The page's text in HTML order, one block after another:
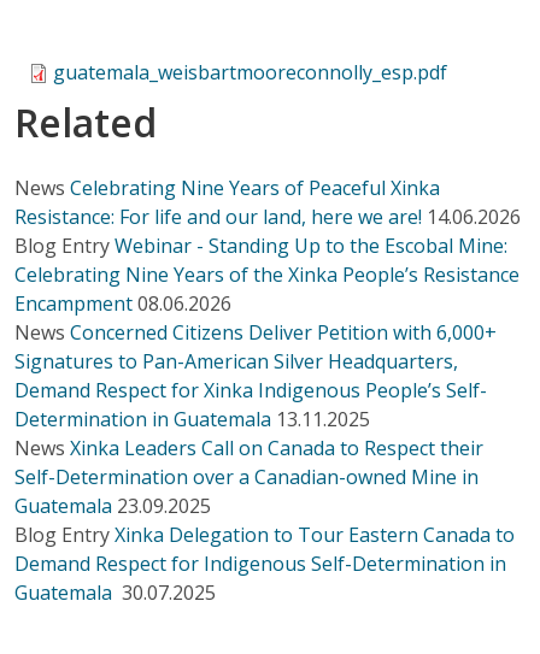
guatemala_weisbartmooreconnolly_esp.pdf
Related
News Celebrating Nine Years of Peaceful Xinka
Resistance: For life and our land, here we are! 14.06.2026
Blog EntryWebinar - Standing Up to the Escobal Mine:
Celebrating Nine Years of the Xinka People’s Resistance
Encampment08.06.2026
News Concerned Citizens Deliver Petition with 6,000+
Signatures to Pan-American Silver Headquarters,
Demand Respect for Xinka Indigenous People’s Self-
Determination in Guatemala 13.11.2025
News Xinka Leaders Call on Canada to Respect their
Self-Determination over a Canadian-owned Mine in
Guatemala 23.09.2025
Blog EntryXinka Delegation to Tour Eastern Canada to
Demand Respect for Indigenous Self-Determination in
Guatemala 30.07.2025